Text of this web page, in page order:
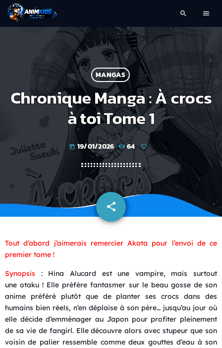
search menu
MANGAS
Chronique Manga : À crocs
à toi Tome 1
today 19/01/2026 64
share
email
Tout d’abord j’aimerais remercier Akata pour l’envoi de ce
premier tome !
Synopsis : Hina Alucard est une vampire, mais surtout
uneotaku ! Elle préfère fantasmer sur le beau gosse de son
anime préféré plutôt que de planter ses crocs dans des
humains bien réels, n’en déplaise à son père… jusqu’au jour où
elle décide d’emménager au Japon pour profiter pleinement
de sa vie de fangirl. Elle découvre alors avec stupeur que son
voisin de palier ressemble comme deux gouttes d’eau à son